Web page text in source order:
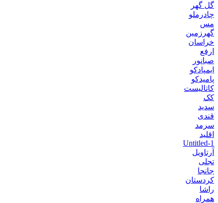
گل گهر
چادرملو
مس
گهرزمین
خراسان
ارفع
صبانور
ایمپادکو
پامیدکو
کاتالیست
کک
سدید
قندی
سرمد
اقلید
Untitled-1
آرتاویل
تجلی
جانجا
کردستان
راشا
همراه